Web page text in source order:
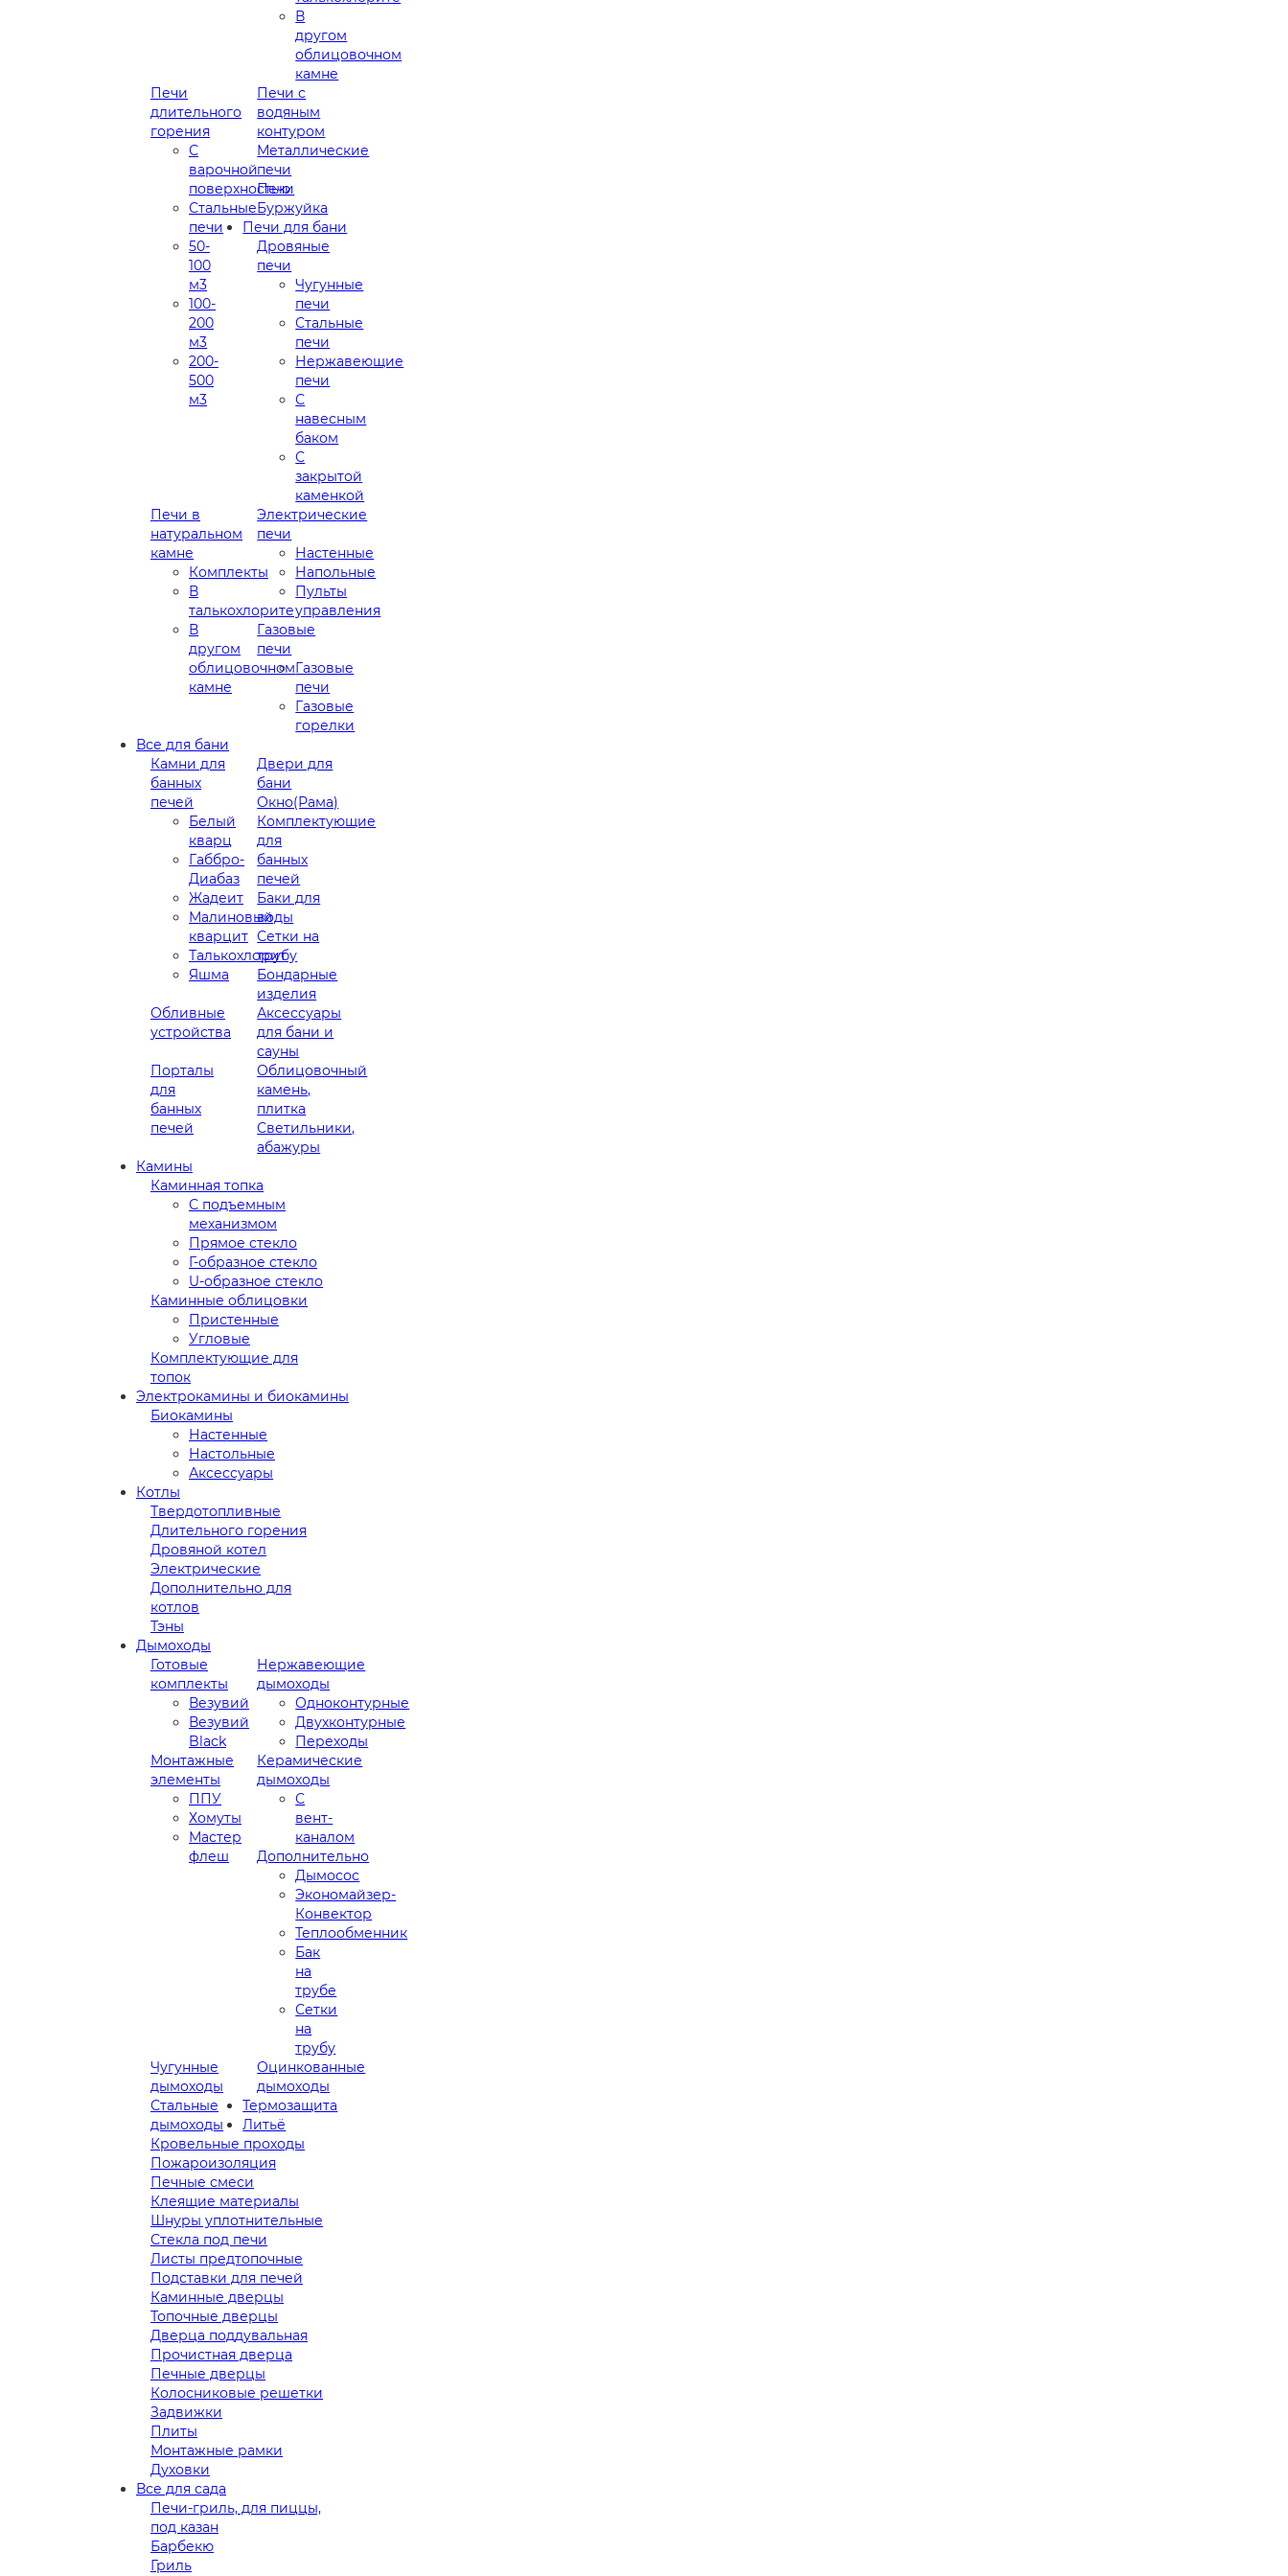
В
другом
облицовочном
камне
Печи
длительного
горения
С
варочной
поверхностью
Стальные
печи
50-
100
м3
100-
200
м3
200-
500
м3
Печи с
водяным
контуром
Металлические
печи
Печи
Буржуйка
Печи для бани
Дровяные
печи
Чугунные
печи
Стальные
печи
Нержавеющие
печи
С
навесным
баком
С
закрытой
каменкой
Печи в
натуральном
камне
Комплекты
В
талькохлорите
В
другом
облицовочном
камне
Электрические
печи
Настенные
Напольные
Пульты
управления
Газовые
печи
Газовые
печи
Газовые
горелки
Все для бани
Камни для
банных
печей
Белый
кварц
Габбро-
Диабаз
Жадеит
Малиновый
кварцит
Талькохлорит
Яшма
Двери для
бани
Окно(Рама)
Комплектующие
для
банных
печей
Баки для
воды
Сетки на
трубу
Бондарные
изделия
Обливные
устройства
Аксессуары
для бани и
сауны
Порталы
для
банных
печей
Облицовочный
камень,
плитка
Светильники,
абажуры
Камины
Каминная топка
С подъемным
механизмом
Прямое стекло
Г-образное стекло
U-образное стекло
Каминные облицовки
Пристенные
Угловые
Комплектующие для
топок
Электрокамины и биокамины
Биокамины
Настенные
Настольные
Аксессуары
Котлы
Твердотопливные
Длительного горения
Дровяной котел
Электрические
Дополнительно для
котлов
Тэны
Дымоходы
Готовые
комплекты
Везувий
Везувий
Black
Нержавеющие
дымоходы
Одноконтурные
Двухконтурные
Переходы
Монтажные
элементы
ППУ
Хомуты
Мастер
флеш
Керамические
дымоходы
С
вент-
каналом
Дополнительно
Дымосос
Экономайзер-
Конвектор
Теплообменник
Бак
на
трубе
Сетки
на
трубу
Чугунные
дымоходы
Оцинкованные
дымоходы
Стальные
дымоходы
Термозащита
Кровельные проходы
Пожароизоляция
Печные смеси
Клеящие материалы
Шнуры уплотнительные
Стекла под печи
Листы предтопочные
Подставки для печей
Литьё
Каминные дверцы
Топочные дверцы
Дверца поддувальная
Прочистная дверца
Печные дверцы
Колосниковые решетки
Задвижки
Плиты
Монтажные рамки
Духовки
Все для сада
Печи-гриль, для пиццы,
под казан
Барбекю
Гриль